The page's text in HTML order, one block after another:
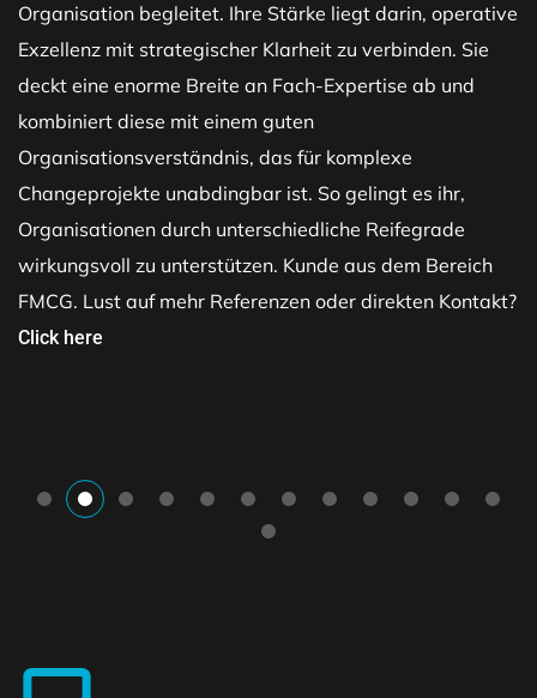
Organisation begleitet. Ihre Stärke liegt darin, operative
Exzellenz mit strategischer Klarheit zu verbinden. Sie
deckt eine enorme Breite an Fach-Expertise ab und
kombiniert diese mit einem guten
Organisationsverständnis, das für komplexe
Changeprojekte unabdingbar ist. So gelingt es ihr,
Organisationen durch unterschiedliche Reifegrade
wirkungsvoll zu unterstützen. Kunde aus dem Bereich
FMCG. Lust auf mehr Referenzen oder direkten Kontakt?
Click here